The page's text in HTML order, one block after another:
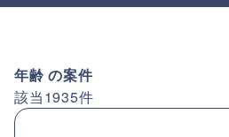
年齢の案件
該当1935件